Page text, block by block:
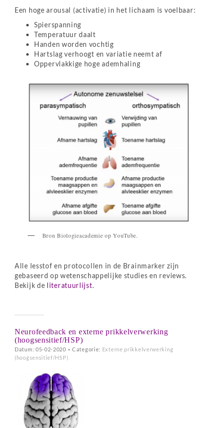
Een hoge arousal (activatie) in het lichaam is voelbaar:
Spierspanning
Temperatuur daalt
Handen worden vochtig
Hartslag verhoogt en variatie neemt af
Oppervlakkige hoge ademhaling
Bron Biologieacademie op YouTube.
Alle lesstof en protocollen in de Brainmarker zijn
gebaseerd op wetenschappelijke studies en reviews.
Bekijk de literatuurlijst.
Neurofeedback en externe prikkelverwerking
(hoogsensitief/HSP)
Datum: 05-02-2020 • Categorie: Externe prikkelverwerking
(hoogsensitief/HSP)